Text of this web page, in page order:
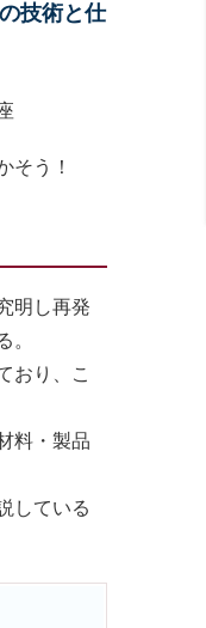
技術と仕
そう！
明し再発
。
おり、こ
料・製品
している